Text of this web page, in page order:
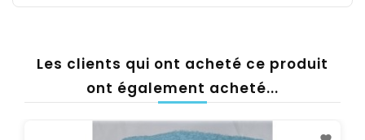
Les clients qui ont acheté ce produit
ont également acheté...